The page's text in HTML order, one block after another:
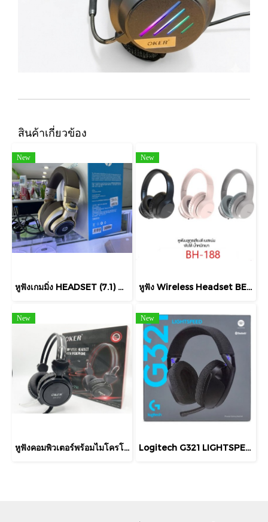
สินค้าเกี่ยวข้อง
New
หูฟังเกมมิ่ง HEADSET (7.1) HP H500GS GAMING ระบบเสียงเซอร์ราวด์ เทียบเท่า 7.1
New
หูฟัง Wireless Headset BETENO รุ่น BH-188 หูฟังบลูทูธ นุ่ม สบายหู พับได้ มีไมค์ HEADSET + MIC
New
หูฟังคอมพิวเตอร์พร้อมไมโครโฟน OKER รุ่น SM-712 จะเล่นเกม ฟังเพลง หรือดูหนัง
New
Logitech G321 LIGHTSPEED Wireless Bluetooth Gaming Headset บลูทูธ ไมค์บูมความถี่ 16 kHz แบต 20 ชั่วโมง ประกันศูนย์ไทย